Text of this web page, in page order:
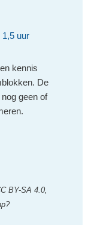
uur
kennis
De
geen of
BY-SA 4.0,